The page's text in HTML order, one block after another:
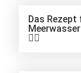
Das Rezept
👍🏻